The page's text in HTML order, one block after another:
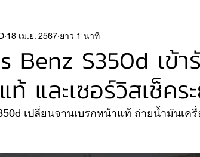
ถยนต์ AUDI MASERATI
TOYOTA HONDA
Benz S350d เข้า
ท้ และเซอร์วิสเช็คร
18 เม.ย. 2567 ยาว 1 นาที
เปลี่ยนจานเบรกหน้าแท้ ถ่ายน้ำมันเครื่